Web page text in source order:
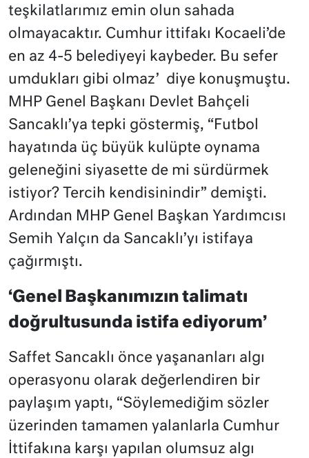
teşkilatlarımız emin olun sahada
olmayacaktır. Cumhur ittifakı Kocaeli’de
en az 4-5 belediyeyi kaybeder. Bu sefer
umdukları gibi olmaz’ diye konuşmuştu.
MHP Genel Başkanı Devlet Bahçeli
Sancaklı’ya tepki göstermiş, “Futbol
hayatında üç büyük kulüpte oynama
geleneğini siyasette de mi sürdürmek
istiyor? Tercih kendisinindir” demişti.
Ardından MHP Genel Başkan Yardımcısı
Semih Yalçın da Sancaklı’yı istifaya
çağırmıştı.
‘Genel Başkanımızın talimatı
doğrultusunda istifa ediyorum’
Saffet Sancaklı önce yaşananları algı
operasyonu olarak değerlendiren bir
paylaşım yaptı, “Söylemediğim sözler
üzerinden tamamen yalanlarla Cumhur
İttifakına karşı yapılan olumsuz algı